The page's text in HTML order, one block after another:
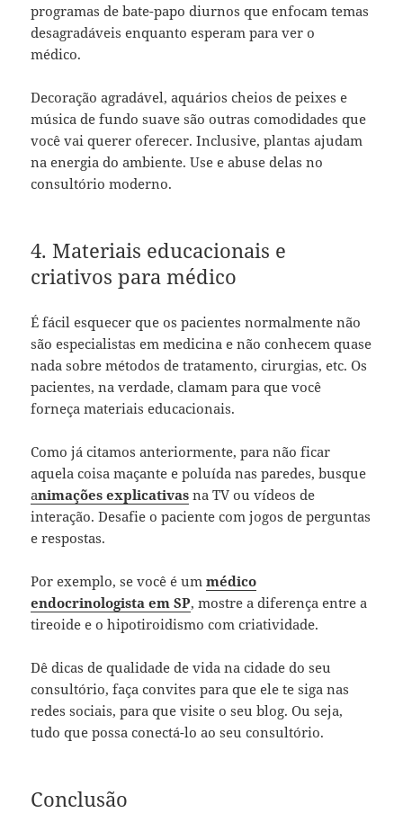
programas de bate-papo diurnos que enfocam temas
desagradáveis ​​enquanto esperam para ver o
médico.
Decoração agradável, aquários cheios de peixes e
música de fundo suave são outras comodidades que
você vai querer oferecer. Inclusive, plantas ajudam
na energia do ambiente. Use e abuse delas no
consultório moderno.
4. Materiais educacionais e
criativos para médico
É fácil esquecer que os pacientes normalmente não
são especialistas em medicina e não conhecem quase
nada sobre métodos de tratamento, cirurgias, etc. Os
pacientes, na verdade, clamam para que você
forneça materiais educacionais.
Como já citamos anteriormente, para não ficar
aquela coisa maçante e poluída nas paredes, busque
animações explicativas na TV ou vídeos de
interação. Desafie o paciente com jogos de perguntas
e respostas.
Por exemplo, se você é ummédico
endocrinologista em SP, mostre a diferença entre a
tireoide e o hipotiroidismo com criatividade.
Dê dicas de qualidade de vida na cidade do seu
consultório, faça convites para que ele te siga nas
redes sociais, para que visite o seu blog. Ou seja,
tudo que possa conectá-lo ao seu consultório.
Conclusão